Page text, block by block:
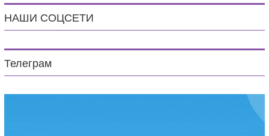
НАШИ СОЦСЕТИ
Телеграм